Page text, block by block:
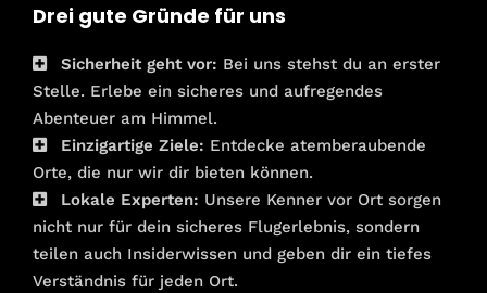
Drei gute Gründe für uns
Sicherheit geht vor: Bei uns stehst du an erster
Stelle. Erlebe ein sicheres und aufregendes
Abenteuer am Himmel.
Einzigartige Ziele: Entdecke atemberaubende
Orte, die nur wir dir bieten können.
Lokale Experten: Unsere Kenner vor Ort sorgen
nicht nur für dein sicheres Flugerlebnis, sondern
teilen auch Insiderwissen und geben dir ein tiefes
Verständnis für jeden Ort.